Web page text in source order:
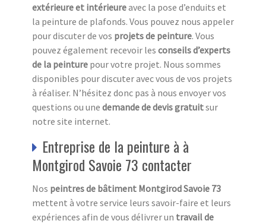
extérieure et intérieureavec la pose d’enduits et
la peinture de plafonds. Vous pouvez nous appeler
pour discuter de vos projets de peinture. Vous
pouvez également recevoir les conseils d’experts
de la peinture pour votre projet. Nous sommes
disponibles pour discuter avec vous de vos projets
à réaliser. N’hésitez donc pas à nous envoyer vos
questions ou une demande de devis gratuitsur
notre site internet.
Entreprise de la peinture à à
Montgirod Savoie 73 contacter
Nos peintres de bâtiment Montgirod Savoie 73
mettent à votre service leurs savoir-faire et leurs
expériences afin de vous délivrer un travail de